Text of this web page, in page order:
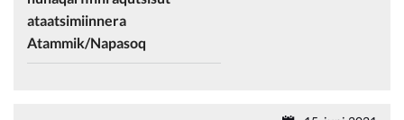
ataatsimiinnera
Atammik/Napasoq